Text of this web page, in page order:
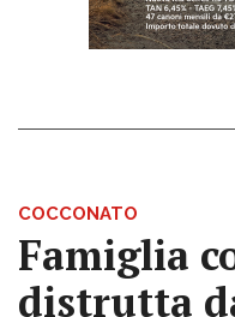
COCCONATO
Famiglia
distrutta